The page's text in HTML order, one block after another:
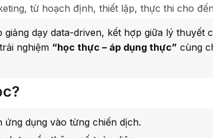
từ hoạch định, thiết lập, thực thi cho
dạy data-driven, kết hợp giữa lý thuyết
nghiệm “học thực – áp dụng thực” cùng
ứng dụng vào từng chiến dịch.